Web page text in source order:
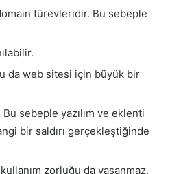
türevleridir. Bu sebeple
da web sitesi için büyük bir
sebeple yazılım ve eklenti
bir saldırı gerçekleştiğinde
zorluğu da yaşanmaz.